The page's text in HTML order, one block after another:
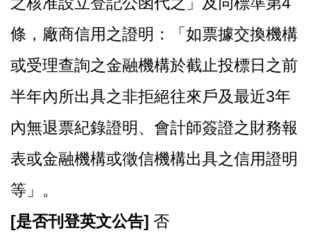
條，廠商信用之證明：「如票據交換機構
或受理查詢之金融機構於截止投標日之前
半年內所出具之非拒絕往來戶及最近3年
內無退票紀錄證明、會計師簽證之財務報
表或金融機構或徵信機構出具之信用證明
等」。
[是否刊登英文公告] 否